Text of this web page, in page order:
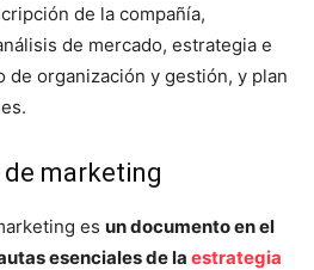
de la compañía,
de mercado, estrategia e
de organización y gestión, y plan
marketing
es un documento en el
esenciales de la estrategia